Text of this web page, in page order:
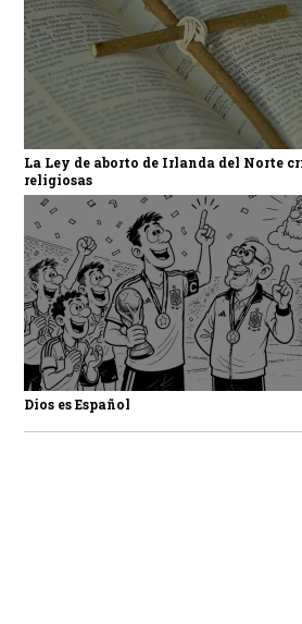
La Ley de aborto de Irlanda del Norte
religiosas
Dios es Español